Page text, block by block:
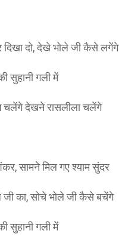
दिखा दो, देखे भोले जी कैसे लगेंगे
सुहानी गली में
चलेंगे देखने रासलीला चलेंगे
सामने मिल गए श्याम सुंदर
जी का, सोचे भोले जी कैसे बचेंगे
सुहानी गली में